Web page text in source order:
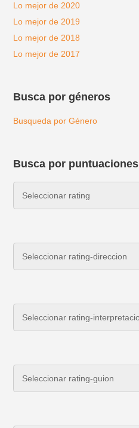
Lo mejor de 2020
Lo mejor de 2019
Lo mejor de 2018
Lo mejor de 2017
Busca por géneros
Busqueda por Género
Busca por puntuaciones